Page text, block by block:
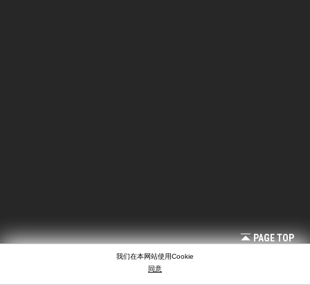
PAGE TOP
我们在本网站使用Cookie
同意